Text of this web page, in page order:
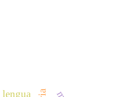
lengua